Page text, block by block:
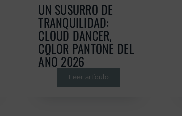
UN SUSURRO DE
TRANQUILIDAD:
CLOUD DANCER,
COLOR PANTONE DEL
AÑO 2026
Leer artículo